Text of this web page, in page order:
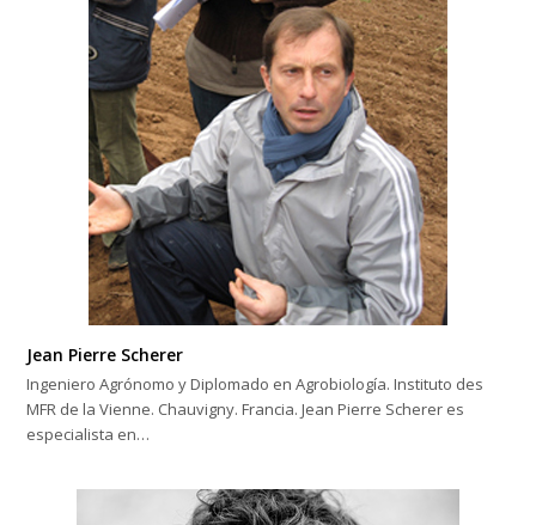
Jean Pierre Scherer
Ingeniero Agrónomo y Diplomado en Agrobiología. Instituto des
MFR de la Vienne. Chauvigny. Francia. Jean Pierre Scherer es
especialista en…